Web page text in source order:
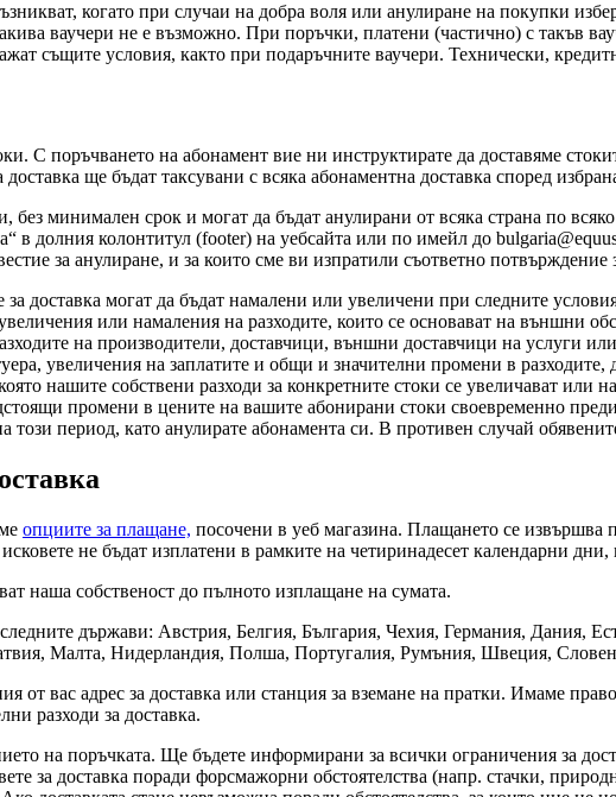
когато при случаи на добра воля или анулиране на покупки
ваучери не е възможно. При поръчки, платени (частично) с такъв
същите условия, както при подаръчните ваучери. Технически,
С поръчването на абонамент вие ни инструктирате да доставяме
ще бъдат таксувани с всяка абонаментна доставка според
минимален срок и могат да бъдат анулирани от всяка страна по
в долния колонтитул (footer) на уебсайта или по имейл до
за анулиране, и за които сме ви изпратили съответно потвърждение
за доставка могат да бъдат намалени или увеличени при следните
или намаления на разходите, които се основават на външни
на производители, доставчици, външни доставчици на услуги
увеличения на заплатите и общи и значителни промени в
нашите собствени разходи за конкретните стоки се увеличават или
промени в цените на вашите абонирани стоки своевременно
този период, като анулирате абонамента си. В противен случай
опциите за плащане, посочени в уеб магазина. Плащането се извършва
не бъдат изплатени в рамките на четиринадесет календарни
наша собственост до пълното изплащане на сумата.
държави: Австрия, Белгия, България, Чехия, Германия, Дания,
Малта, Нидерландия, Полша, Португалия, Румъния, Швеция,
от вас адрес за доставка или станция за вземане на пратки. Имаме
разходи за доставкa.
на поръчката. Ще бъдете информирани за всички ограничения за
за доставка поради форсмажорни обстоятелства (напр. стачки,